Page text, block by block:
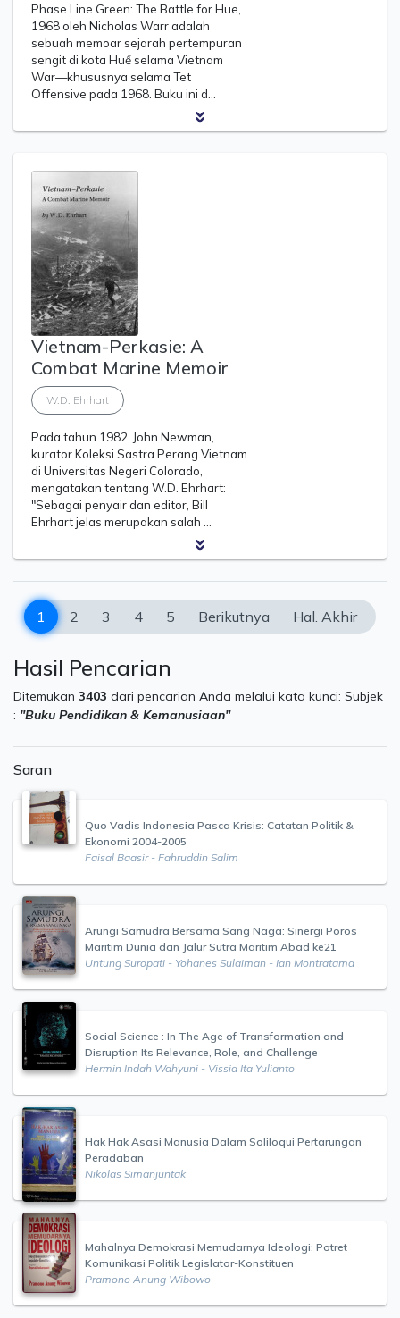
Phase Line Green: The Battle for Hue,
1968 oleh Nicholas Warr adalah
sebuah memoar sejarah pertempuran
sengit di kota Huế selama Vietnam
War—khususnya selama Tet
Offensive pada 1968. Buku ini d…
Vietnam-Perkasie: A
Combat Marine Memoir
W.D. Ehrhart
Pada tahun 1982, John Newman,
kurator Koleksi Sastra Perang Vietnam
di Universitas Negeri Colorado,
mengatakan tentang W.D. Ehrhart:
"Sebagai penyair dan editor, Bill
Ehrhart jelas merupakan salah …
1 2 3 4 5 Berikutnya Hal. Akhir
Hasil Pencarian
Ditemukan 3403 dari pencarian Anda melalui kata kunci: Subjek
: "Buku Pendidikan & Kemanusiaan"
Saran
Quo Vadis Indonesia Pasca Krisis: Catatan Politik &
Ekonomi 2004-2005
Faisal Baasir - Fahruddin Salim
Arungi Samudra Bersama Sang Naga: Sinergi Poros
Maritim Dunia dan Jalur Sutra Maritim Abad ke21
Untung Suropati - Yohanes Sulaiman - Ian Montratama
Social Science : In The Age of Transformation and
Disruption Its Relevance, Role, and Challenge
Hermin Indah Wahyuni - Vissia Ita Yulianto
Hak Hak Asasi Manusia Dalam Soliloqui Pertarungan
Peradaban
Nikolas Simanjuntak
Mahalnya Demokrasi Memudarnya Ideologi: Potret
Komunikasi Politik Legislator-Konstituen
Pramono Anung Wibowo